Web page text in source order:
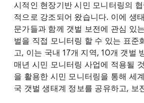
시적인 현장기반 시민 모니터링의
적으로 강조되어 왔습니다. 이에 생
문가들과 함께 갯벌 보전에 관심 있
벌을 직접 모니터링 할 수 있는 표준
고, 이는 국내 17개 지역, 10개 갯벌
매년 시민 모니터링 사업에 적용될
을 활용한 시민 모니터링을 통해 세
국 갯벌 생태계 정보를 공유하고, 보